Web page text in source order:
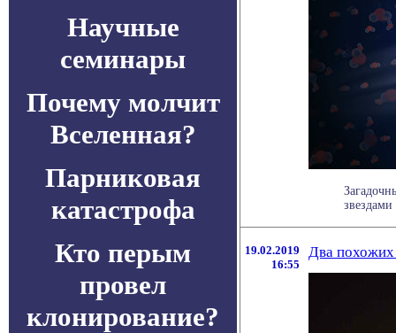
Научные
семинары
Почему молчит
Вселенная?
Парниковая
катастрофа
Кто перым
провел
клонирование?
19.02.2019
16:55
Два похожих